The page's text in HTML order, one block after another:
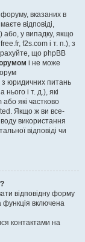
вказаних в
відповіді,
) або, у випадку, якщо
f2s.com і т. п.), з
що phpBB
і не може
з юридичних питань
і т. д.), які
які частково
Якщо ж ви все-
використання
відповіді чи
відповідну форму
функція включена
контактами на